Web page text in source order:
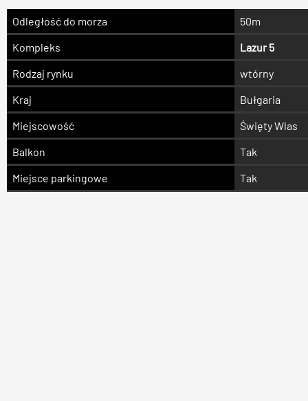
Odległość do morza
50m
Kompleks
Lazur 5
Rodzaj rynku
wtórny
Kraj
Bułgaria
Miejscowość
Święty Wlas
Balkon
Tak
Miejsce parkingowe
Tak